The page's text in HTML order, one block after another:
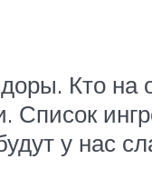
Кто на
Список
у нас